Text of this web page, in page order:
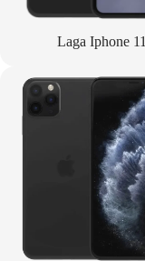
Laga Iphone 11